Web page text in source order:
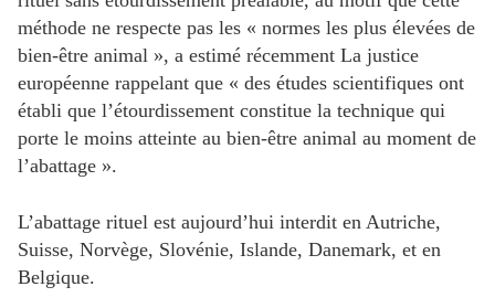
méthode ne respecte pas les « normes les plus élevées de
bien-être animal », a estimé récemment La justice
européenne rappelant que « des études scientifiques ont
établi que l’étourdissement constitue la technique qui
porte le moins atteinte au bien-être animal au moment de
l’abattage ».
L’abattage rituel est aujourd’hui interdit en Autriche,
Suisse, Norvège, Slovénie, Islande, Danemark, et en
Belgique.